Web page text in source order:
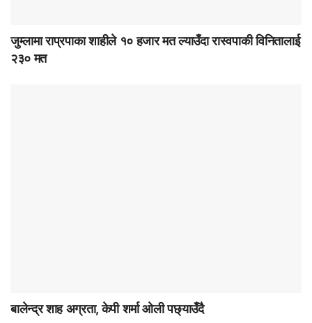
जुम्लामा राप्रपाका शाहीले १० हजार मत ल्याउँदा रास्वपाकी विनितालाई
२३० मत
बालेन्द्र शाह अग्रता, केपी शर्मा ओली पछ्याउँदै